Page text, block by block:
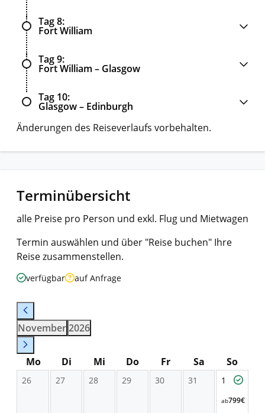
Tag 8
Fort William
Tag 9
Fort William – Glasgow
Tag 10
Glasgow – Edinburgh
Änderungen des Reiseverlaufs vorbehalten.
Terminübersicht
alle Preise pro Person und exkl. Flug und Mietwagen
Termin auswählen und über "Reise buchen" Ihre
Reise zusammenstellen.
verfügbar auf Anfrage
November2026
Mo Di Mi Do Fr Sa So
26 27 28 29 30 31 1
ab799€